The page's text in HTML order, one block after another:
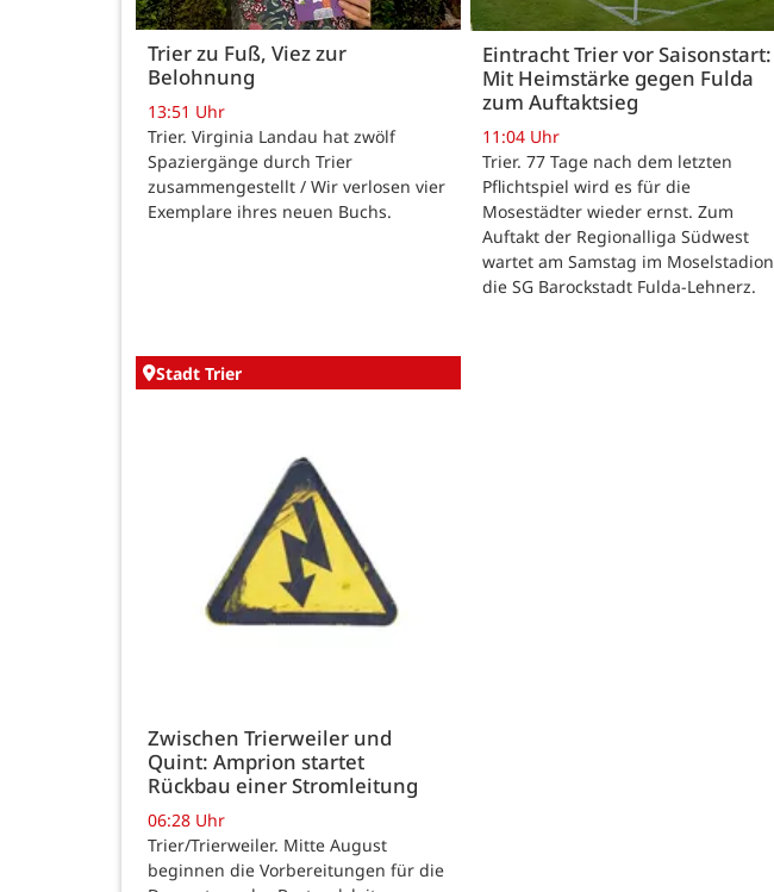
Trier zu Fuß, Viez zur
Belohnung
13:51 Uhr
Trier. Virginia Landau hat zwölf
Spaziergänge durch Trier
zusammengestellt / Wir verlosen vier
Exemplare ihres neuen Buchs.
Eintracht Trier vor Saisonstart:
Mit Heimstärke gegen Fulda
zum Auftaktsieg
11:04 Uhr
Trier. 77 Tage nach dem letzten
Pflichtspiel wird es für die
Mosestädter wieder ernst. Zum
Auftakt der Regionalliga Südwest
wartet am Samstag im Moselstadion
die SG Barockstadt Fulda-Lehnerz.
Stadt Trier
Zwischen Trierweiler und
Quint: Amprion startet
Rückbau einer Stromleitung
06:28 Uhr
Trier/Trierweiler. Mitte August
beginnen die Vorbereitungen für die